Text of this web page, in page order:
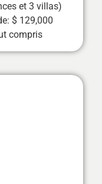
et 3 villas)
$ 129,000
compris